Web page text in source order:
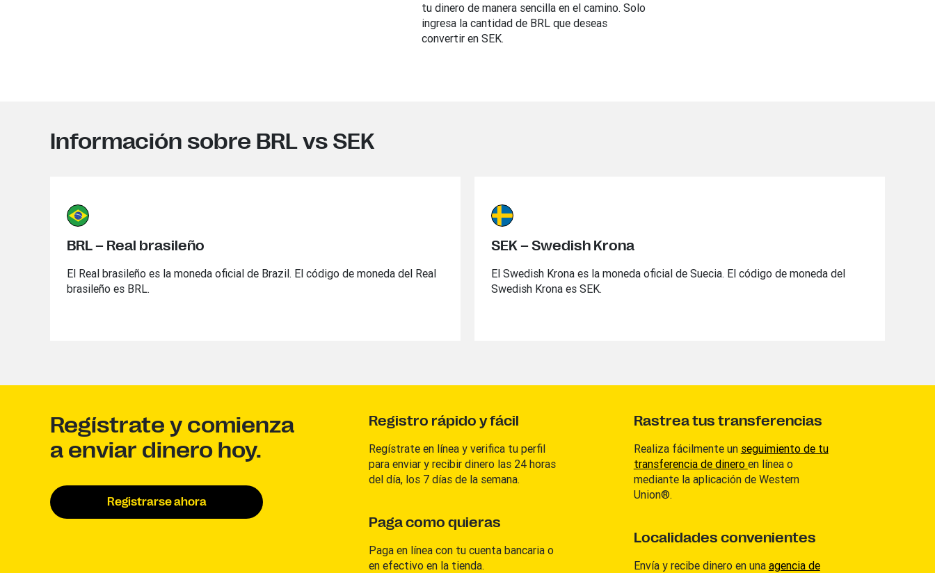
tu dinero de manera sencilla en el camino. Solo
ingresa la cantidad de BRL que deseas
convertir en SEK.
Información sobre BRL vs SEK
BRL – Real brasileño
El Real brasileño es la moneda oficial de Brazil. El código de moneda del Real
brasileño es BRL.
SEK – Swedish Krona
El Swedish Krona es la moneda oficial de Suecia. El código de moneda del
Swedish Krona es SEK.
Regístrate y comienza
a enviar dinero hoy.
Registrarse ahora
Registro rápido y fácil
Regístrate en línea y verifica tu perfil
para enviar y recibir dinero las 24 horas
del día, los 7 días de la semana.
Paga como quieras
Paga en línea con tu cuenta bancaria o
en efectivo en la tienda.
Rastrea tus transferencias
Realiza fácilmente un seguimiento de tu
transferencia de dinero en línea o
mediante la aplicación de Western
Union®.
Localidades convenientes
Envía y recibe dinero en una agencia de